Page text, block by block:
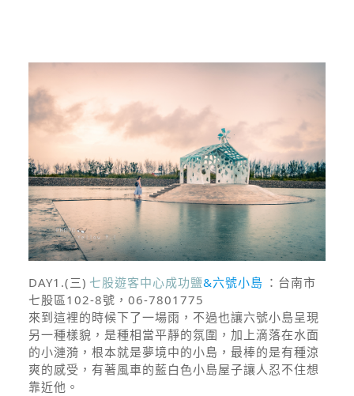
DAY1.(三) 七股遊客中心成功鹽&六號小島 ：台南市
七股區102-8號，06-7801775
來到這裡的時候下了一場雨，不過也讓六號小島呈現
另一種樣貌，是種相當平靜的氛圍，加上滴落在水面
的小漣漪，根本就是夢境中的小島，最棒的是有種涼
爽的感受，有著風車的藍白色小島屋子讓人忍不住想
靠近他。